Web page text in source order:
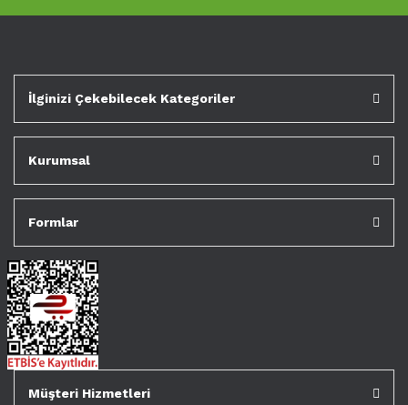
İlginizi Çekebilecek Kategoriler
Kurumsal
Formlar
Müşteri Hizmetleri